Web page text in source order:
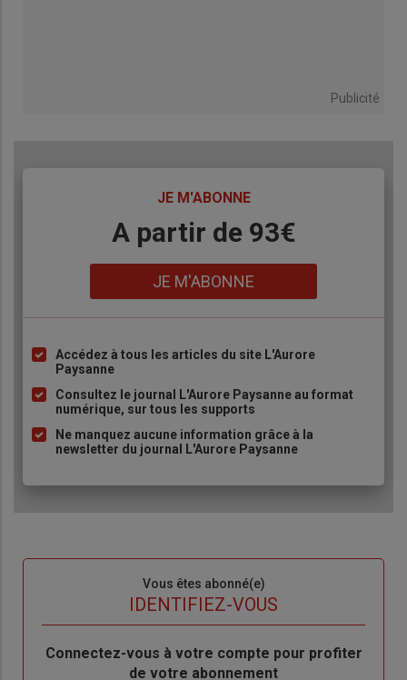
Publicité
JE M'ABONNE
A partir de 93€
JE M'ABONNE
Liste
puce
Accédez à tous les articles du site L'Aurore
Paysanne
Consultez le journal L'Aurore Paysanne au format
numérique, sur tous les supports
Ne manquez aucune information grâce à la
newsletter du journal L'Aurore Paysanne
Vous êtes abonné(e)
IDENTIFIEZ-VOUS
Body
Connectez-vous à votre compte pour profiter
de votre abonnement